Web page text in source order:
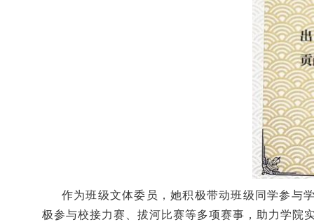
作为班级文体委员，她积极带动班级同学参与
极参与校接力赛、拔河比赛等多项赛事，助力学院